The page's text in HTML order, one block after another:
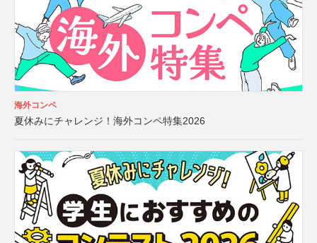
海外コンペ
夏休みにチャレンジ！海外コンペ特集2026